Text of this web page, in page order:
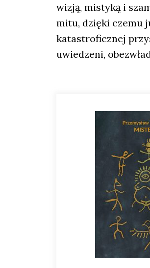
wizją, misty­ką i
mitu, dzię­ki cze­mu
kata­stro­ficz­nej
uwie­dze­ni,